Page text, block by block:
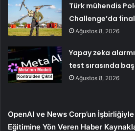
Türk mühendis
Challenge’da
Ağustos 8, 2026
Yapay zeka
test sırasında
Ağustos 8, 2026
OpenAI ve News Corp’un
Eğitimine Yön Veren Haber